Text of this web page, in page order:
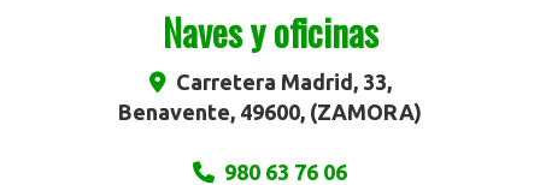
Naves y oficinas
Carretera Madrid, 33,
Benavente, 49600, (ZAMORA)
980 63 76 06